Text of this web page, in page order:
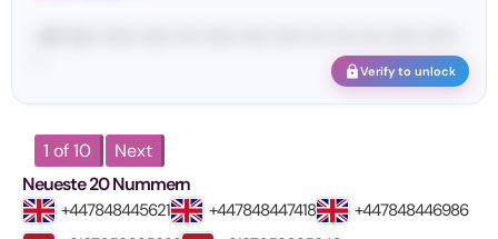
Verify to unlock
1 of 10
Next
Neueste 20 Nummern
+447848445621 +447848447418
+447848446986